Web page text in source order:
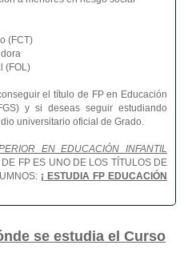
(FCT)
(FOL)
el título de FP en Educación
y si deseas seguir estudiando
universitario oficial de Grado.
EN EDUCACIÓN INFANTIL
FP ES UNO DE LOS TÍTULOS DE
¡ ESTUDIA FP EDUCACIÓN
se estudia el Curso